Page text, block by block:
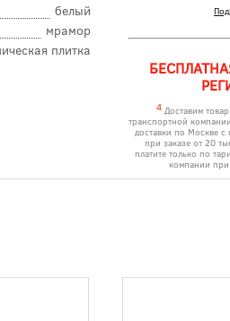
белый
мрамор
плитка
4Доставим
транспортной
доставки по Москве с
при заказе от 20
платите только по
компании при